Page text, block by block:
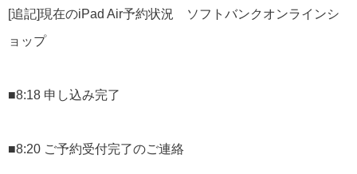
[追記]現在のiPad Air予約状況 ソフトバンクオンラインシ
ョップ
■8:18 申し込み完了
■8:20 ご予約受付完了のご連絡